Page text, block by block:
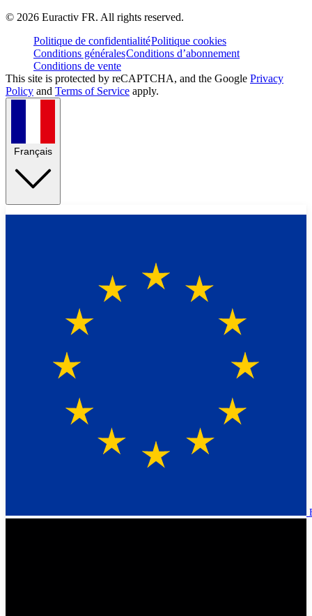
© 2026 Euractiv FR. All rights reserved.
Politique de confidentialitéPolitique cookies
Conditions généralesConditions d’abonnement
Conditions de vente
This site is protected by reCAPTCHA, and the Google Privacy
Policy and Terms of Service apply.
Français